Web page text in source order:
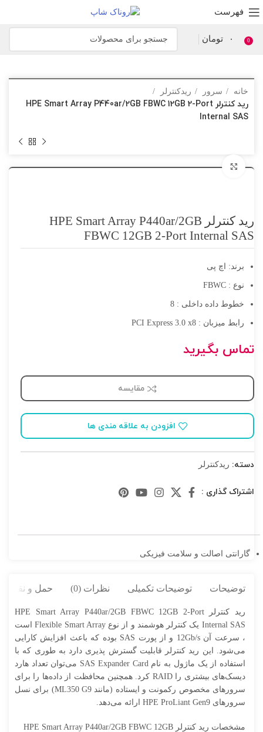
فهرست
0 ۰ تومان
خانه سرور ریدکنترلر
رید کنترلر HPE Smart Array P440ar/2GB FBWC 12GB 2-Port
Internal SAS
برای بزرگنمایی کلیک کنید
رید کنترلر HPE Smart Array P440ar/2GB
FBWC 12GB 2-Port Internal SAS
برند: اچ پی
نوع : FBWC
خطوط داده داخلی : 8
رابط میزبان : PCI Express 3.0 x8
تماس بگیرید
مقایسه
افزودن به علاقه مندی ها
دسته: ریدکنترلر
اشتراک گذاری :
گارانتی اصالت و سلامت فیزیکی
توضیحات توضیحات تکمیلی نظرات (0) حمل و نقل
رید کنترلر HPE Smart Array P440ar/2GB FBWC 12GB 2-Port
Internal SAS یک کنترلر هوشمند و از نوع Flexible Smart Array است
، سرعت آن 12Gb/s و از پورت SAS بوده که باعث افزایش کارایی
‌می‌شود. این رید کنترلر قابلیت گسترش پذیری دارد به طوری که با
استفاده از یک ماژول به نام SAS Expander Card ‌می‌توان تعداد هارد
دیسک‌‌های بیشتری را RAID کرد. همچنین محافظت از داده‌‌ها را برای
سرورهای مخصوص رکمونت و ایستاده (مانند ML350 G9) برای نسل
سرورهای HPE ProLiant Gen9 ارائه ‌می‌دهد.
مشخصات رید کنترلر HPE Smart Array P440ar/2GB FBWC 12GB